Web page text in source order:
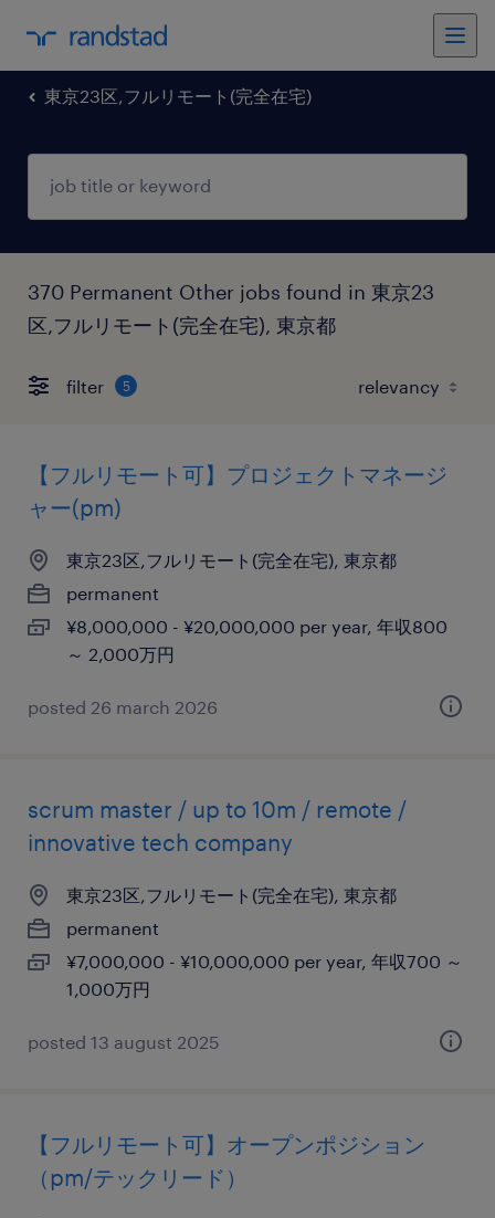
東京23区,フルリモート(完全在宅)
370 Permanent Other jobs found in 東京23
区,フルリモート(完全在宅), 東京都
filter 5
【フルリモート可】プロジェクトマネージ
ャー(pm)
東京23区,フルリモート(完全在宅), 東京都
permanent
¥8,000,000 - ¥20,000,000 per year, 年収800
～ 2,000万円
posted 26 march 2026
scrum master / up to 10m / remote /
innovative tech company
東京23区,フルリモート(完全在宅), 東京都
permanent
¥7,000,000 - ¥10,000,000 per year, 年収700 ～
1,000万円
posted 13 august 2025
【フルリモート可】オープンポジション
（pm/テックリード）